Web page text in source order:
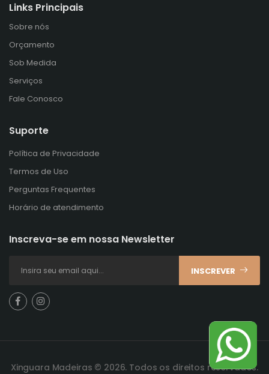
Links Principais
Sobre nós
Orçamento
Sob Medida
Serviços
Fale Conosco
Suporte
Política de Privacidade
Termos de Uso
Perguntas Frequentes
Horário de atendimento
Inscreva-se em nossa Newsletter
INSCREVER
Xinguara Madeiras © 2026. Todos os direitos reservados.